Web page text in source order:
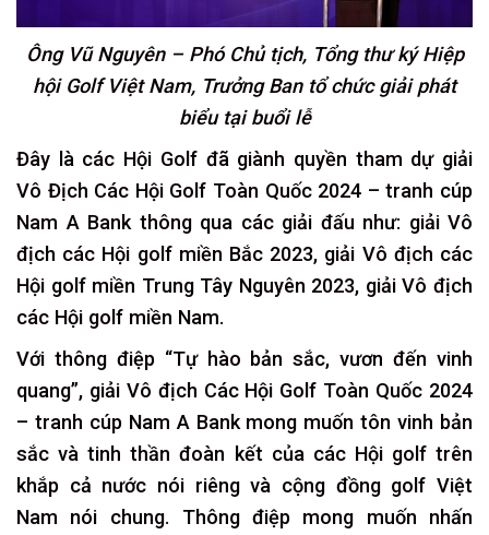
Ông Vũ Nguyên – Phó Chủ tịch, Tổng thư ký Hiệp
hội Golf Việt Nam, Trưởng Ban tổ chức giải phát
biểu tại buổi lễ
Đây là các Hội Golf đã giành quyền tham dự giải
Vô Địch Các Hội Golf Toàn Quốc 2024 – tranh cúp
Nam A Bank thông qua các giải đấu như: giải Vô
địch các Hội golf miền Bắc 2023, giải Vô địch các
Hội golf miền Trung Tây Nguyên 2023, giải Vô địch
các Hội golf miền Nam.
Với thông điệp “Tự hào bản sắc, vươn đến vinh
quang”, giải Vô địch Các Hội Golf Toàn Quốc 2024
– tranh cúp Nam A Bank mong muốn tôn vinh bản
sắc và tinh thần đoàn kết của các Hội golf trên
khắp cả nước nói riêng và cộng đồng golf Việt
Nam nói chung. Thông điệp mong muốn nhấn